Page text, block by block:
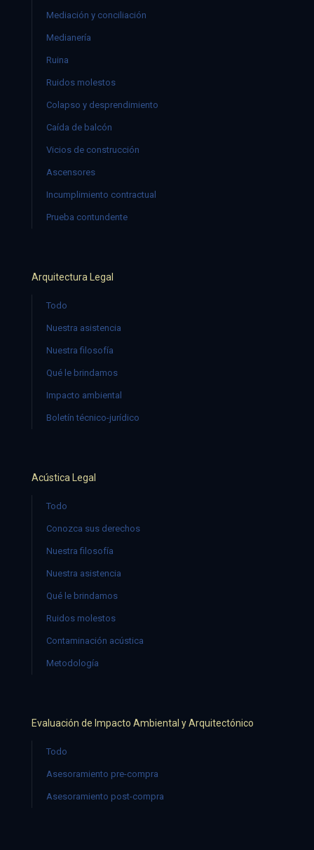
Mediación y conciliación
Medianería
Ruina
Ruidos molestos
Colapso y desprendimiento
Caída de balcón
Vicios de construcción
Ascensores
Incumplimiento contractual
Prueba contundente
Arquitectura Legal
Todo
Nuestra asistencia
Nuestra filosofía
Qué le brindamos
Impacto ambiental
Boletín técnico-jurídico
Acústica Legal
Todo
Conozca sus derechos
Nuestra filosofía
Nuestra asistencia
Qué le brindamos
Ruidos molestos
Contaminación acústica
Metodología
Evaluación de Impacto Ambiental y Arquitectónico
Todo
Asesoramiento pre-compra
Asesoramiento post-compra